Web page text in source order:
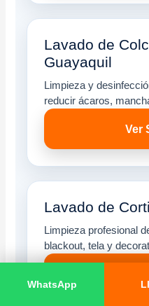
WhatsApp
Lavado de
Guayaquil
Limpieza y
reducir ácaros,
Ver
Lavado de
Limpieza profesional
blackout, tela y